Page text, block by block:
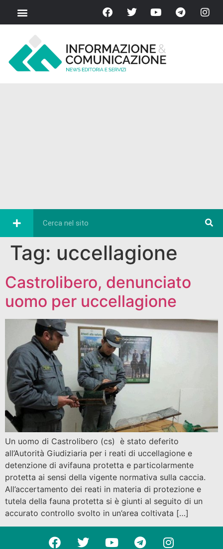
Tag: uccellagione
Castrolibero, denunciato
uomo per uccellagione
Un uomo di Castrolibero (cs) è stato deferito
all’Autorità Giudiziaria per i reati di uccellagione e
detenzione di avifauna protetta e particolarmente
protetta ai sensi della vigente normativa sulla caccia.
All’accertamento dei reati in materia di protezione e
tutela della fauna protetta si è giunti al seguito di un
accurato controllo svolto in un’area coltivata […]